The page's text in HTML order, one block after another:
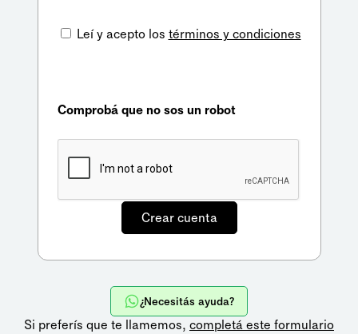
Leí y acepto los términos y condiciones
Comprobá que no sos un robot
¿Necesitás ayuda?
Si preferís que te llamemos, completá este formulario